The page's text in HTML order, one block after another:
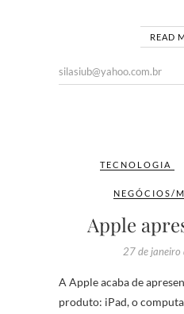
READ
silasiub@yahoo.com.br
TECNOLOGIA
NEGÓCIOS/
Apple
27 de
A Apple acaba de
produto: iPad, o